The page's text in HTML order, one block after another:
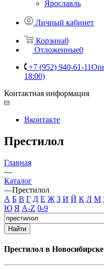
Ярославль
Личный кабинет
Корзина0
Отложенные0
+7 (952) 940-61-11
18:00)
Контактная информация
Вконтакте
Престилол
Главная
—
Каталог
—Престилол
А Б В Г Д Е Ж З И Й К Л М
Ю Я A-Z 0-9
Найти
Престилол в Новосибирске